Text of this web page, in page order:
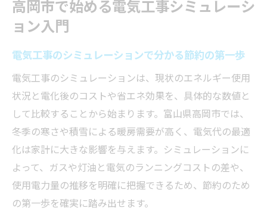
家庭ごとの電気工事シミュレーション活用
法
電気工事のシミュレーションを始める最適
省エネ効果を実感する電気工事の新常識
電気工事のシミュレーションで省エネ効果
を数値化
家庭の電気工事が省エネにつながる理由を
解説
省エネ意識を高める電気工事のポイント
高岡市で始める電気工事シミュレーシ
ョン入門
電気工事のシミュレーションで分かる節約の第一歩
電気工事のシミュレーションは、現状のエネルギー使用
状況と電化後のコストや省エネ効果を、具体的な数値と
して比較することから始まります。富山県高岡市では、
冬季の寒さや積雪による暖房需要が高く、電気代の最適
化は家計に大きな影響を与えます。シミュレーションに
よって、ガスや灯油と電気のランニングコストの差や、
使用電力量の推移を明確に把握できるため、節約のため
の第一歩を確実に踏み出せます。